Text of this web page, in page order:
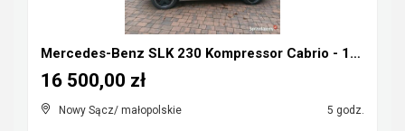
Mercedes-Benz SLK 230 Kompressor Cabrio - 1998r ka...
Nowy Sącz/ małopolskie 5 godz.
16 500,00 zł